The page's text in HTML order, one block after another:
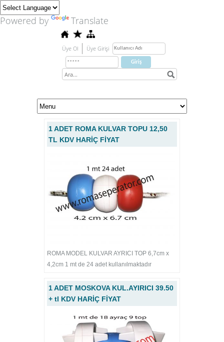
Powered by Translate
Üye Ol Üye Girişi
1 ADET ROMA KULVAR TOPU 12,50
TL KDV HARİÇ FİYAT
ROMA MODEL KULVAR AYRICI TOP 6,7cm x
4,2cm 1 mt de 24 adet kullanılmaktadır
1 ADET MOSKOVA KUL.AYIRICI 39.50
+ tl KDV HARİÇ FİYAT